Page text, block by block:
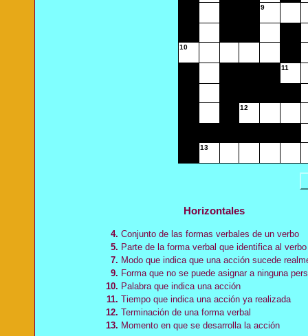
9
10
11
12
13
Horizontales
4. Conjunto de las formas verbales de un verbo
5. Parte de la forma verbal que identifica al verbo
7. Modo que indica que una acción sucede
9. Forma que no se puede asignar a ninguna
10. Palabra que indica una acción
11. Tiempo que indica una acción ya realizada
12. Terminación de una forma verbal
13. Momento en que se desarrolla la acción